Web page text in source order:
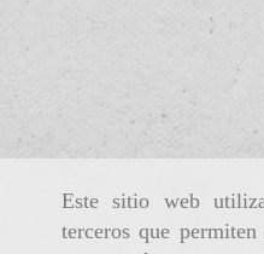
Este sitio web
terceros que